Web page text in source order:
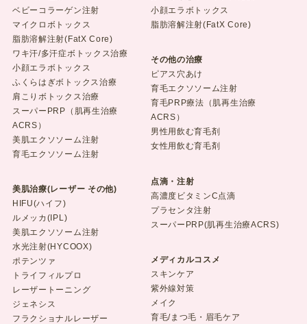
ベビーコラーゲン注射
マイクロボトックス
脂肪溶解注射(FatX Core)
ワキ汗/多汗症ボトックス治療
小顔エラボトックス
ふくらはぎボトックス治療
肩こりボトックス治療
スーパーPRP（肌再生治療
ACRS）
美肌エクソソーム注射
育毛エクソソーム注射
美肌治療(レーザー その他)
HIFU(ハイフ)
ルメッカ(IPL)
美肌エクソソーム注射
水光注射(HYCOOX)
ポテンツァ
トライフィルプロ
レーザートーニング
ジェネシス
フラクショナルレーザー
小顔エラボトックス
脂肪溶解注射(FatX Core)
その他の治療
ピアス穴あけ
育毛エクソソーム注射
育毛PRP療法（肌再生治療
ACRS）
男性用飲む育毛剤
女性用飲む育毛剤
点滴・注射
高濃度ビタミンC点滴
プラセンタ注射
スーパーPRP(肌再生治療ACRS)
メディカルコスメ
スキンケア
紫外線対策
メイク
育毛/まつ毛・眉毛ケア